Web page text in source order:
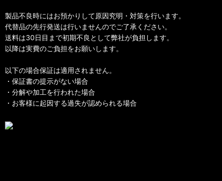
製品不良時にはお預かりして原因究明・対策を行います。
代替品の先行発送は行いませんのでご了承ください。
送料は30日目まで初期不良として弊社が負担します。
以降は実費のご負担をお願いします。
以下の場合保証は適用されません。
・保証書の提示がない場合
・分解や加工を行われた場合
・お客様に起因する過失が認められる場合